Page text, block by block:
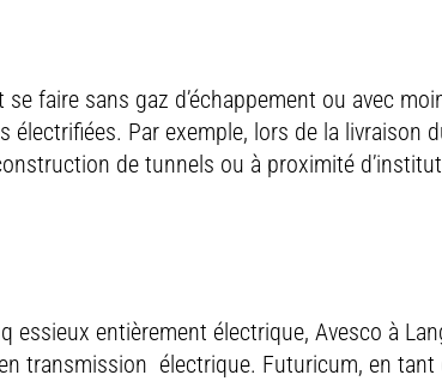
faire sans gaz d’échappement ou avec
électrifiées. Par exemple, lors de la livraison
de tunnels ou à proximité
essieux entièrement électrique, Avesco à
transmission électrique. Futuricum, en tant